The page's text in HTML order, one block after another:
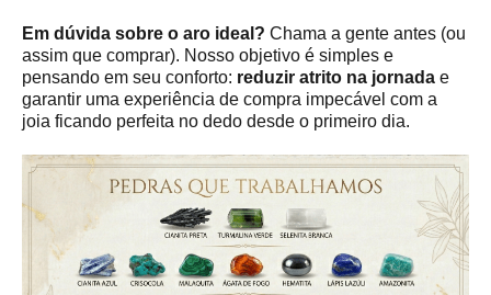
Em dúvida sobre o aro ideal? Chama a gente antes (ou
assim que comprar). Nosso objetivo é simples e
pensando em seu conforto: reduzir atrito na jornada e
garantir uma experiência de compra impecável com a
joia ficando perfeita no dedo desde o primeiro dia.